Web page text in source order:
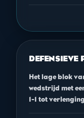
DEFENSIEVE
Het lage blok
wedstrijd met
1-1 tot